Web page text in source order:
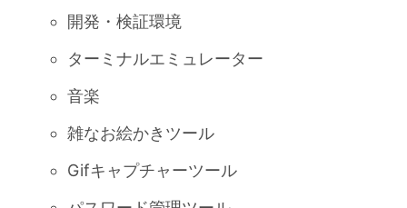
開発・検証環境
ターミナルエミュレーター
音楽
雑なお絵かきツール
Gifキャプチャーツール